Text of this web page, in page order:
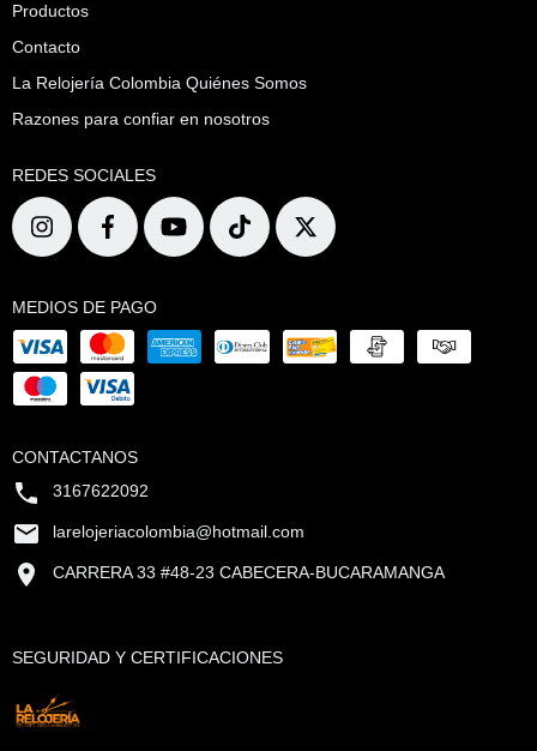
Productos
Contacto
La Relojería Colombia Quiénes Somos
Razones para confiar en nosotros
REDES SOCIALES
MEDIOS DE PAGO
CONTACTANOS
3167622092
larelojeriacolombia@hotmail.com
CARRERA 33 #48-23 CABECERA-BUCARAMANGA
SEGURIDAD Y CERTIFICACIONES